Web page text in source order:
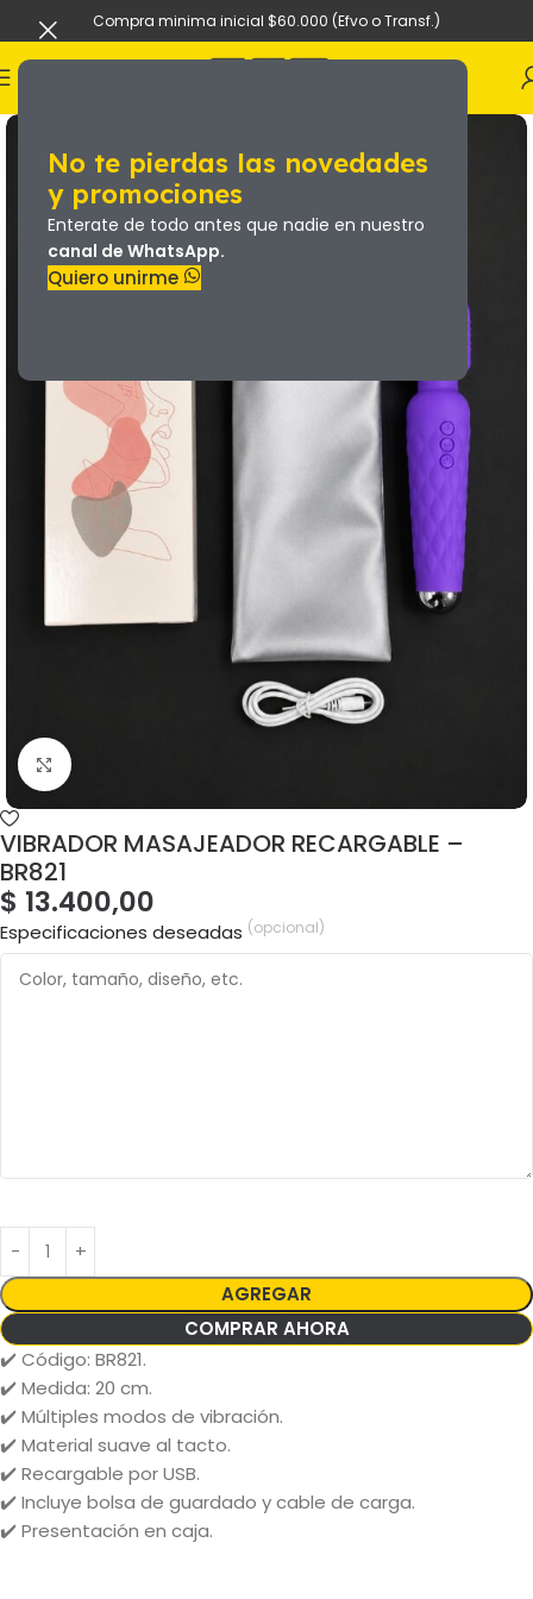
No te pierdas las novedades
y promociones
Enterate de todo antes que nadie en nuestro
canal de WhatsApp.
Quiero unirme
Compra minima inicial $60.000 (Efvo o Transf.)
VIBRADOR MASAJEADOR RECARGABLE –
BR821
$ 13.400,00
Especificaciones deseadas (opcional)
AGREGAR
COMPRAR AHORA
✔️ Código: BR821.
✔️ Medida: 20 cm.
✔️ Múltiples modos de vibración.
✔️ Material suave al tacto.
✔️ Recargable por USB.
✔️ Incluye bolsa de guardado y cable de carga.
✔️ Presentación en caja.